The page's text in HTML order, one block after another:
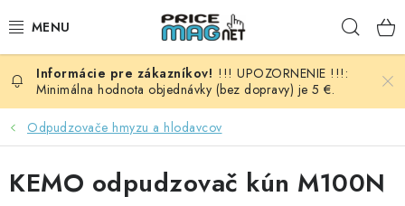
na
BATÉRIE
AUDIO - VIDEO
AUTO HI-FI
!!! UPOZORNENIE !!!:
Minimálna hodnota objednávky (bez dopravy) je 5 €.
Odpudzovače hmyzu a hlodavcov
KEMO odpudzovač kún M100N